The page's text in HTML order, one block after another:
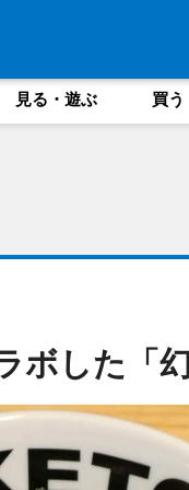
見る・遊ぶ 買う
ボした「